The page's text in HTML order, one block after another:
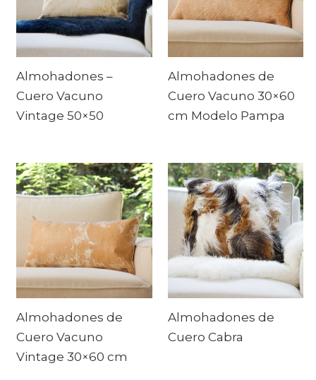
Almohadones –
Cuero Vacuno
Vintage 50×50
Almohadones de
Cuero Vacuno 30×60
cm Modelo Pampa
Almohadones de
Cuero Vacuno
Vintage 30×60 cm
Almohadones de
Cuero Cabra